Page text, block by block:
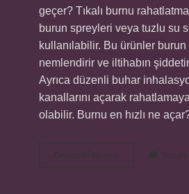
geçer? Tıkalı burnu
burun spreyleri veya tuzlu su
kullanılabilir. Bu ürünler burun
nemlendirir ve iltihabın
Ayrıca düzenli buhar
kanallarını açarak
olabilir. Burnu en hızlı ne
Devamını okuyun
Içine
Yorum